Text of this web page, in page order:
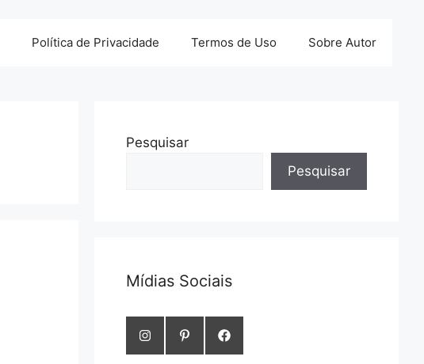
Política de Privacidade Termos de Uso Sobre Autor
Pesquisar
Pesquisar
Mídias Sociais